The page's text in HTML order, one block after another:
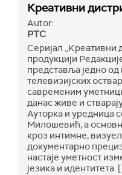
Креативни
Autor:
РТС
Серијал „Креативни
продукцији
представља једно од
телевизијских
савременим
данас живе и
Ауторка и уредница
Милошевић, а
кроз интимне,
документарно
настаје уметност
језика и идентитета. [